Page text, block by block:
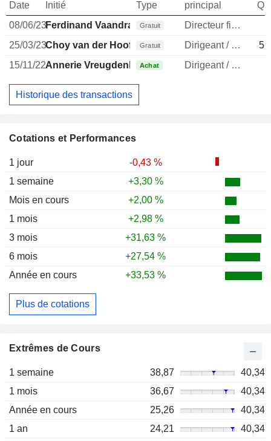
Cotations et Performances
1 jour
-0,43 %
1 semaine
+3,30 %
Mois en cours
+2,00 %
1 mois
+2,98 %
3 mois
+31,63 %
6 mois
+27,54 %
Année en cours
+33,53 %
Plus de cotations
Extrêmes de Cours
1 semaine 38,87
40,34
1 mois
36,67
40,34
Année en cours
25,26
40,34
1 an
24,21
40,34
Date Initié Type
principal
08/06/23Ferdinand VaandragerGratuit
Directeur financier
25/03/23Choy van der Hooft-Cheong
Gratuit Dirigeant / cadre principal
15/11/22Annerie Vreugdenhil Achat Dirigeant / cadre principal
Historique des transactions